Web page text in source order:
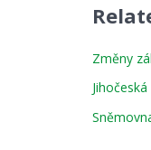
Změny